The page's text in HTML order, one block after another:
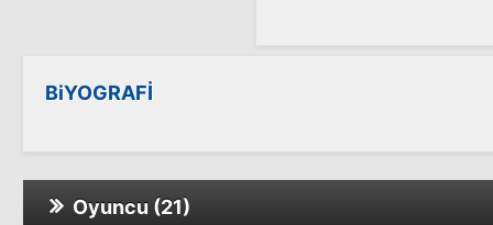
BiYOGRAFİ
Oyuncu (21)